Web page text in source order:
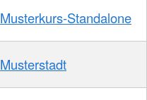
Musterkurs-Standalone
Musterstadt